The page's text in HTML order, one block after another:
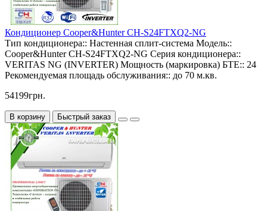
Кондиционер Cooper&Hunter CH-S24FTXQ2-NG
Тип кондиционера:: Настенная сплит-система Модель::
Cooper&Hunter CH-S24FTXQ2-NG Серия кондиционера::
VERITAS NG (INVERTER) Мощность (маркировка) БТЕ:: 24
Рекомендуемая площадь обслуживания:: до 70 м.кв.
54199грн.
В корзину Быстрый заказ